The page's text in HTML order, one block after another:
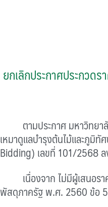
ยกเลิกประกาศประกวด
ตามประกาศ มหาวิทยาลัย
เหมาดูแลบำรุงต้นไม้และภูมิ
Bidding) เลขที่ 101/2568
เนื่องจาก ไม่มีผู้เสนอราค
พัสดุภาครัฐ พ.ศ. 2560 ข้อ